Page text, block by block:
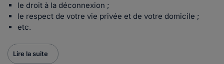
le droit à la déconnexion ;
le respect de votre vie privée et de votre domicile ;
etc.
Lire la suite